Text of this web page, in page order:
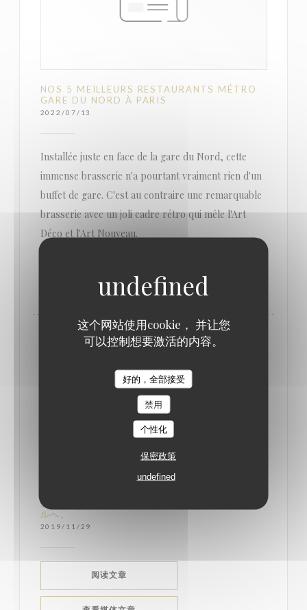
这个网站使用cookie， 并让您
可以控制想要激活的内容。
好的，全部接受
禁用
个性化
保密政策
undefined
NOS 5 MEILLEURS RESTAURANTS MÉTRO
GARE DU NORD À PARIS
2022/07/13
Installée juste en face de la gare du Nord, cette
immense brasserie n'a pourtant vraiment rien d'un
buffet de gare. C'est au contraire une remarquable
brasserie avec un joli cadre rétro qui mêle l'Art
Déco et l'Art Nouveau.
((在新窗口中打开))
北駅前、アールデコが魅力のテルミニュス・ノー
ルへ。
2019/11/29
阅读文章((在新窗口中打开))